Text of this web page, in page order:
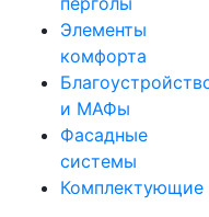
Элементы
комфорта
и МАФы
Фасадные
системы
Комплектующие